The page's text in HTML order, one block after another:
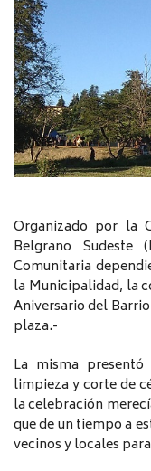
Organizado por la
Belgrano
Comunitaria
la Municipalidad, la
Aniversario del
plaza.-
La misma
limpieza y corte de
la celebración
que de un tiempo a
vecinos y locales